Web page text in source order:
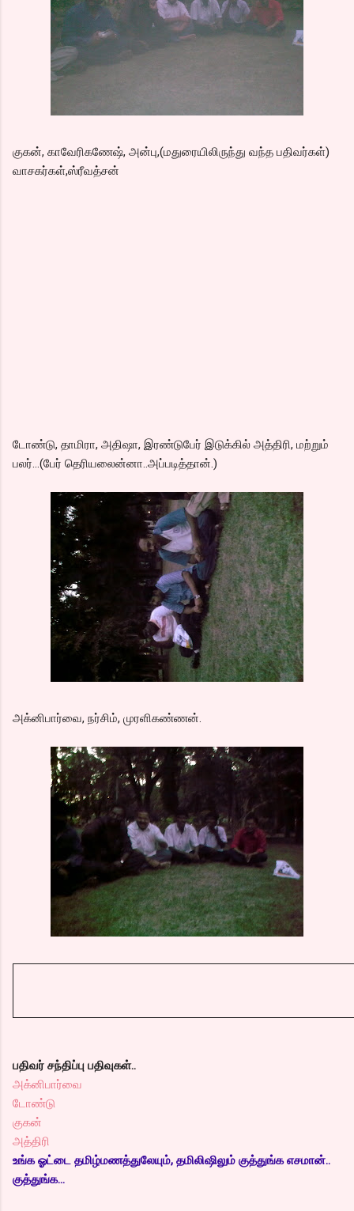
குகன், காவேரிகணேஷ், அன்பு,(மதுரையிலிருந்து வந்த பதிவர்கள்)
வாசகர்கள்,ஸ்ரீவத்சன்
டோண்டு, தாமிரா, அதிஷா, இரண்டுபேர் இடுக்கில் அத்திரி, மற்றும்
பலர்...(பேர் தெரியலைன்னா..அப்படித்தான்.)
அக்னிபார்வை, நர்சிம், முரளிகண்ணன்.
பதிவர் சந்திப்பு பதிவுகள்..
அக்னிபார்வை
டோண்டு
குகன்
அத்திரி
உங்க ஓட்டை தமிழ்மணத்துலேயும், தமிலிஷிலும் குத்துங்க எசமான்..
குத்துங்க...